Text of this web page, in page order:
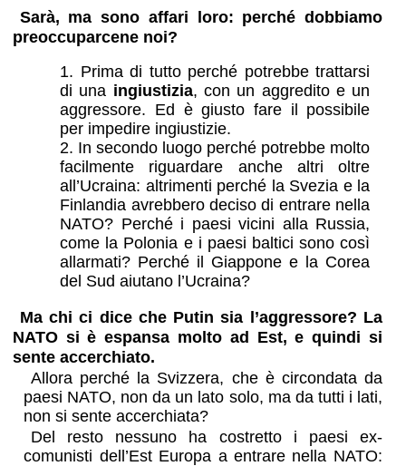
Sarà, ma sono affari loro: perché dobbiamo
preoccuparcene noi?
Prima di tutto perché potrebbe trattarsi
di una ingiustizia, con un aggredito e un
aggressore. Ed è giusto fare il possibile
per impedire ingiustizie.
In secondo luogo perché potrebbe molto
facilmente riguardare anche altri oltre
all’Ucraina: altrimenti perché la Svezia e la
Finlandia avrebbero deciso di entrare nella
NATO? Perché i paesi vicini alla Russia,
come la Polonia e i paesi baltici sono così
allarmati? Perché il Giappone e la Corea
del Sud aiutano l’Ucraina?
Ma chi ci dice che Putin sia l’aggressore? La
NATO si è espansa molto ad Est, e quindi si
sente accerchiato.
Allora perché la Svizzera, che è circondata da
paesi NATO, non da un lato solo, ma da tutti i lati,
non si sente accerchiata?
Del resto nessuno ha costretto i paesi ex-
comunisti dell’Est Europa a entrare nella NATO: